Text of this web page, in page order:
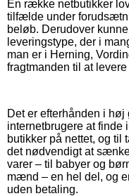
En række netbutikker
tilfælde under
beløb. Derudover
leveringstype, der i
man er i Herning,
fragtmanden til at
Det er efterhånden i
internetbrugere at finde
butikker på nettet, og til
det nødvendigt at
varer – til babyer og
mænd – en hel del, og
uden betaling.